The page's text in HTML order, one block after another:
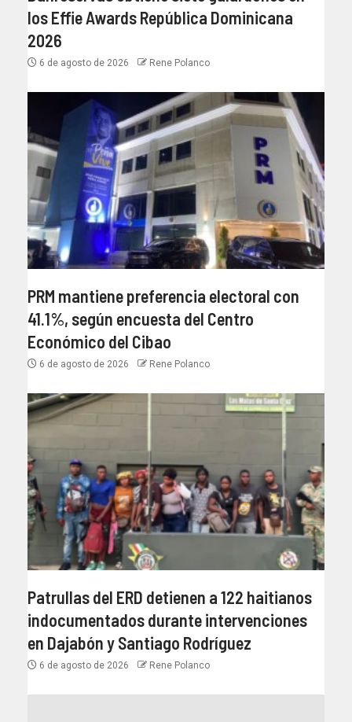
los Effie Awards República Dominicana
2026
6 de agosto de 2026 Rene Polanco
PRM mantiene preferencia electoral con
41.1%, según encuesta del Centro
Económico del Cibao
6 de agosto de 2026 Rene Polanco
Patrullas del ERD detienen a 122 haitianos
indocumentados durante intervenciones
en Dajabón y Santiago Rodríguez
6 de agosto de 2026 Rene Polanco